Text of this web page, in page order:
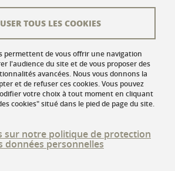
conforme
permettent de vous offrir une navigation
l'audience du site et de vous proposer des
avancées. Nous vous donnons la
et de refuser ces cookies. Vous pouvez
votre choix à tout moment en cliquant
cookies" situé dans le pied de page du site.
sur notre politique de protection
données personnelles
TOUS LES COOKIES